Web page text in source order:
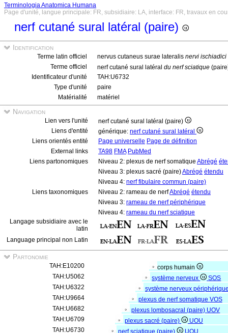
Terminologia Anatomica Humana
Page d'unité, langue principale: FR, subsidiaire: LA, interface: FR, travaux en
nerf cutané sural latéral (paire)
Identification
Terme latin officiel nervus cutaneus surae lateralis nervi ischiadici
Terme officiel
nerf cutané sural latéral du nerf sciatique
Identificateur d'unité
TAH:U6732
Type d'unité
paire
Matérialité
matériel
Navigation
Lien vers l'unité
nerf cutané sural latéral (paire)
Liens d'entité
générique: nerf cutané sural latéral
Liens orientés entité
Page universelle Page de définition
External links
TA98 FMA PubMed
Liens partonomiques
Niveau 2: plexus de nerf somatique Abrégé
Niveau 3: plexus sacré (paire)Abrégé étendu
Niveau 4: nerf fibulaire commun (paire)
Liens taxonomiques
Niveau 2: rameau de nerfAbrégé étendu
Niveau 3: rameau de nerf périphérique
Niveau 4: rameau du nerf sciatique
Langage subsidiaire avec le
latin
Language principal non Latin
Partonomie
TAH:E10200
corps humain
TAH:U5062
système nerveux
SOS
TAH:U6322
système nerveux
TAH:U9664
plexus de nerf somatique VOS
TAH:U6682
plexus lombosacral (paire) UOV
TAH:U6709
plexus sacré (paire)
UOU
TAH:U6730
nerf sciatique (paire)
UOU